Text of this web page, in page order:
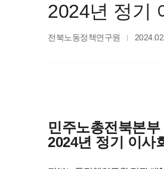
2024년 정기
전북노동정책연구원
민주노총전북본
2024년 정기 이사